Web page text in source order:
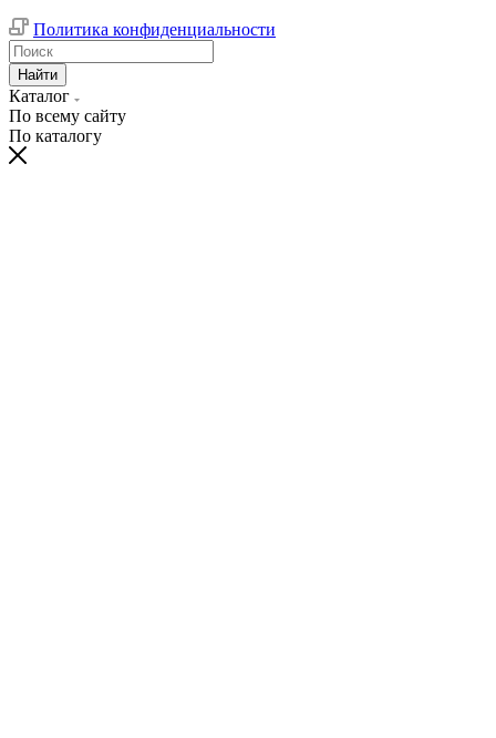
Политика конфиденциальности
Найти
Каталог
По всему сайту
По каталогу